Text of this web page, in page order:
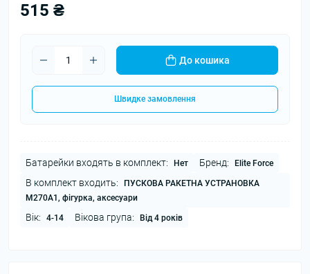
515 ₴
До кошика
Швидке замовлення
Батарейки входять в комплект: Нет Бренд: Elite Force
В комплект входить:
ПУСКОВА РАКЕТНА УСТРАНОВКА
M270A1, фігурка, аксесуари
Вік: 4-14 Вікова група: Від 4 років